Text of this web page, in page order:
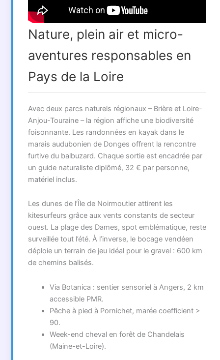
Nature, plein air et micro-
aventures responsables en
Pays de la Loire
Avec deux parcs naturels régionaux – Brière et Loire-
Anjou-Touraine – la région affiche une biodiversité
foisonnante. Les randonnées en kayak dans le
marais audubonien de Donges offrent la rencontre
furtive du balbuzard. Chaque sortie est encadrée par
un guide naturaliste diplômé, 32 € par personne,
matériel inclus.
Les dunes de l’Île de Noirmoutier attirent les
kitesurfeurs grâce aux vents constants de secteur
ouest. La plage des Dames, spot emblématique, reste
surveillée tout l’été. À l’inverse, le bocage vendéen
déploie un terrain de jeu idéal pour le gravel : 600 km
de chemins balisés.
Via Botanica : sentier sensoriel à Angers, 2 km
accessible PMR.
Pêche à pied à Pornichet, marée coefficient >
90.
Week-end cheval en forêt de Chandelais
(Maine-et-Loire).